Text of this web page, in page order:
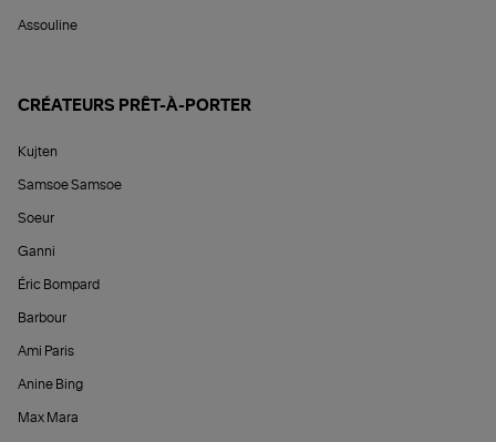
Assouline
CRÉATEURS PRÊT-À-PORTER
Kujten
Samsoe Samsoe
Soeur
Ganni
Éric Bompard
Barbour
Ami Paris
Anine Bing
Max Mara